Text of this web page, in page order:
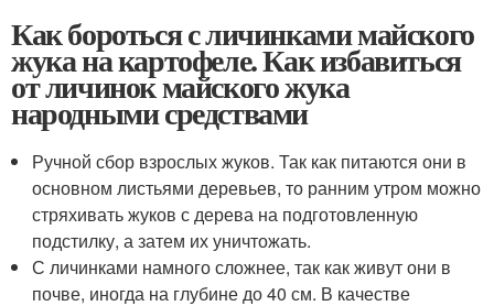
Как бороться с личинками майского
жука на картофеле. Как избавиться
от личинок майского жука
народными средствами
Ручной сбор взрослых жуков. Так как питаются они в
основном листьями деревьев, то ранним утром можно
стряхивать жуков с дерева на подготовленную
подстилку, а затем их уничтожать.
С личинками намного сложнее, так как живут они в
почве, иногда на глубине до 40 см. В качестве